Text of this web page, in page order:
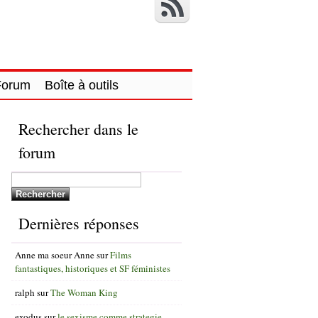
Boîte à outils
Rechercher dans le
forum
Dernières réponses
Anne ma soeur AnnesurFilms
fantastiques, historiques et SF féministes
ralph surThe Woman King